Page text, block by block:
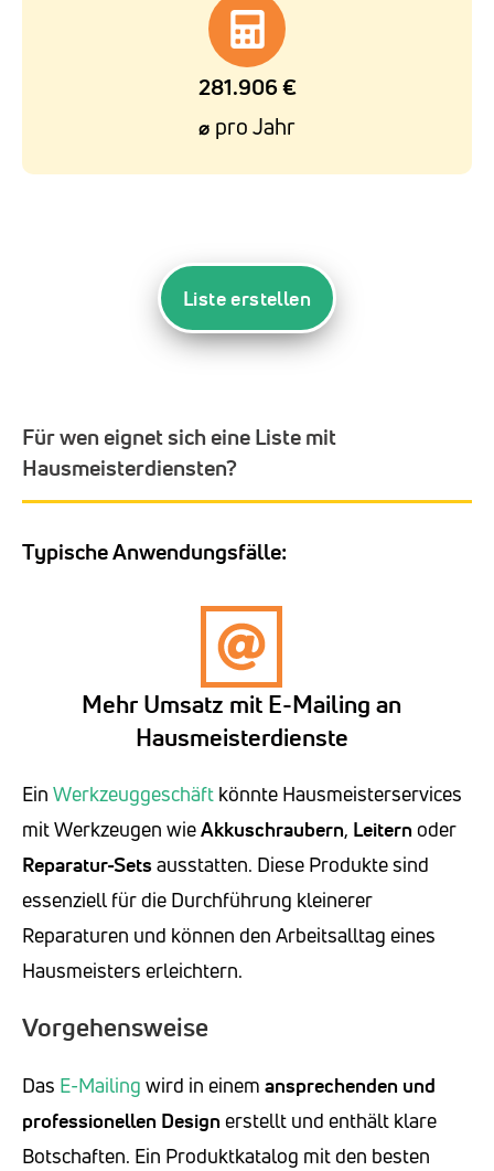
281.906 €
⌀ pro Jahr
Liste erstellen
Für wen eignet sich eine Liste mit
Hausmeisterdiensten?
Typische Anwendungsfälle:
Mehr Umsatz mit E-Mailing an
Hausmeisterdienste
Ein Werkzeuggeschäft könnte Hausmeisterservices
mit Werkzeugen wieAkkuschraubern, Leitern oder
Reparatur-Setsausstatten. Diese Produkte sind
essenziell für die Durchführung kleinerer
Reparaturen und können den Arbeitsalltag eines
Hausmeisters erleichtern.
Vorgehensweise
Das E-Mailing wird in einem ansprechenden und
professionellen Design erstellt und enthält klare
Botschaften. Ein Produktkatalog mit den besten